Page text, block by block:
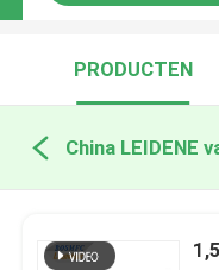
PRODUCTEN
China LEIDENE